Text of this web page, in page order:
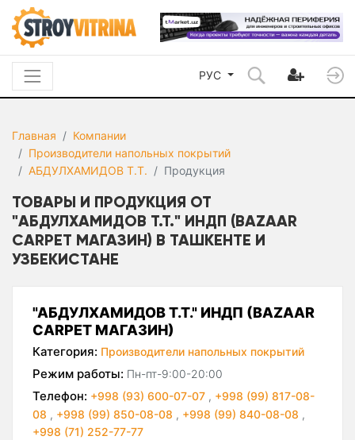
РУС
Главная
Компании
Производители напольных покрытий
АБДУЛХАМИДОВ Т.Т.
Продукция
ТОВАРЫ И ПРОДУКЦИЯ ОТ
"АБДУЛХАМИДОВ Т.Т." ИНДП (BAZAAR
CARPET МАГАЗИН) В ТАШКЕНТЕ И
УЗБЕКИСТАНЕ
"АБДУЛХАМИДОВ Т.Т." ИНДП (BAZAAR
CARPET МАГАЗИН)
Категория: Производители напольных покрытий
Режим работы: Пн-пт-9:00-20:00
Телефон: +998 (93) 600-07-07 , +998 (99) 817-08-
08 , +998 (99) 850-08-08 , +998 (99) 840-08-08 ,
+998 (71) 252-77-77